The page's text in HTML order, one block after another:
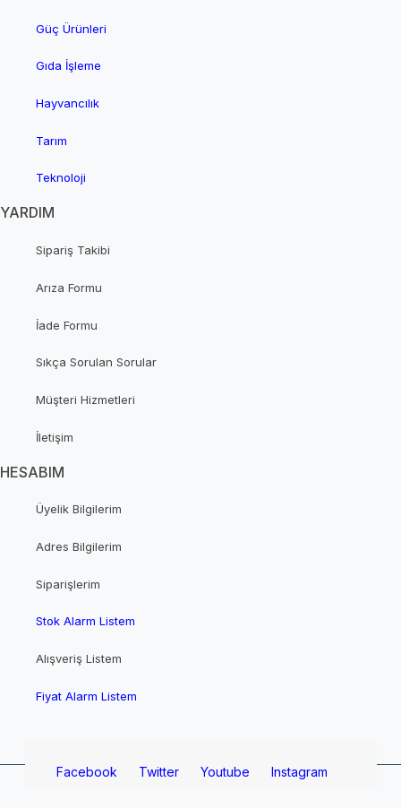
Güç Ürünleri
Gıda İşleme
Hayvancılık
Tarım
Teknoloji
YARDIM
Sipariş Takibi
Arıza Formu
İade Formu
Sıkça Sorulan Sorular
Müşteri Hizmetleri
İletişim
HESABIM
Üyelik Bilgilerim
Adres Bilgilerim
Siparişlerim
Stok Alarm Listem
Alışveriş Listem
Fiyat Alarm Listem
Facebook Twitter Youtube Instagram